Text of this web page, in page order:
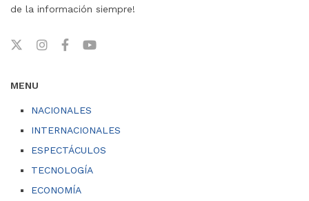
de la información siempre!
MENU
NACIONALES
INTERNACIONALES
ESPECTÁCULOS
TECNOLOGÍA
ECONOMÍA